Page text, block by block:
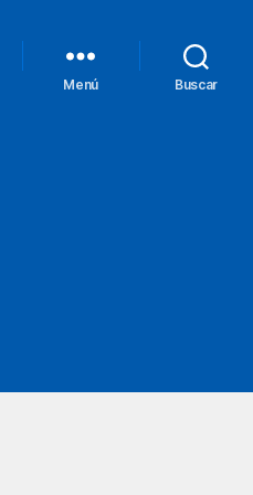
Menú Buscar